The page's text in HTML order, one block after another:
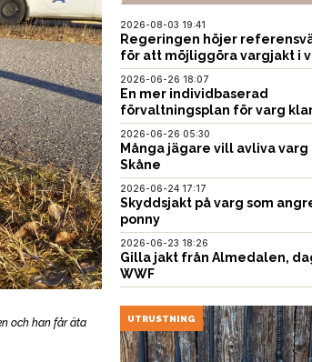
och han får äta
2026-08-03 19:41
Regeringen höjer
för att möjliggöra vargjakt i
2026-06-26 18:07
En mer individbaserad
förvaltningsplan för varg
2026-06-26 05:30
Många jägare vill avliva varg
Skåne
2026-06-24 17:17
Skyddsjakt på varg som
ponny
2026-06-23 18:26
Gilla jakt från Almedalen,
WWF
UTRUSTNING